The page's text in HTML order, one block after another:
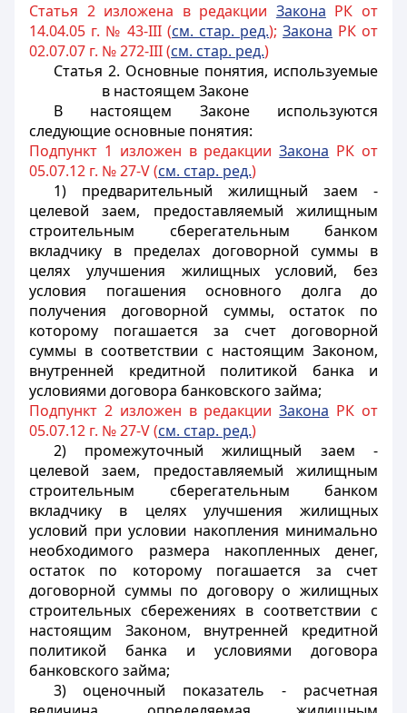
Статья 2 изложена в редакции Закона РК от
14.04.05 г. № 43-III (см. стар. ред.); Закона РК от
02.07.07 г. № 272-III (см. стар. ред.)
Статья 2. Основные понятия, используемые
в настоящем Законе
В настоящем Законе используются
следующие основные понятия:
Подпункт 1 изложен в редакцииЗакона РК от
05.07.12 г. № 27-V (см. стар. ред.)
1) предварительный жилищный заем -
целевой заем, предоставляемый жилищным
строительным сберегательным банком
вкладчику в пределах договорной суммы в
целях улучшения жилищных условий, без
условия погашения основного долга до
получения договорной суммы, остаток по
которому погашается за счет договорной
суммы в соответствии с настоящим Законом,
внутренней кредитной политикой банка и
условиями договора банковского займа;
Подпункт 2 изложен в редакцииЗакона РК от
05.07.12 г. № 27-V (см. стар. ред.)
2) промежуточный жилищный заем -
целевой заем, предоставляемый жилищным
строительным сберегательным банком
вкладчику в целях улучшения жилищных
условий при условии накопления минимально
необходимого размера накопленных денег,
остаток по которому погашается за счет
договорной суммы по договору о жилищных
строительных сбережениях в соответствии с
настоящим Законом, внутренней кредитной
политикой банка и условиями договора
банковского займа;
3) оценочный показатель - расчетная